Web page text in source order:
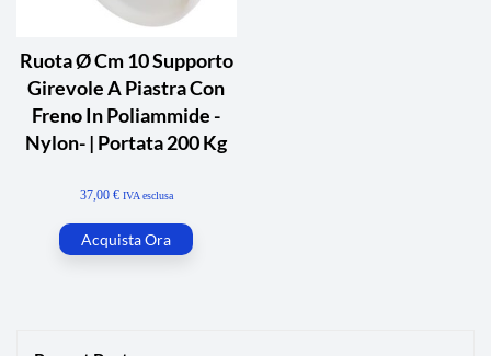
Ruota Ø Cm 10 Supporto
Girevole A Piastra Con
Freno In Poliammide -
Nylon- | Portata 200 Kg
37,00 € IVA esclusa
Acquista Ora